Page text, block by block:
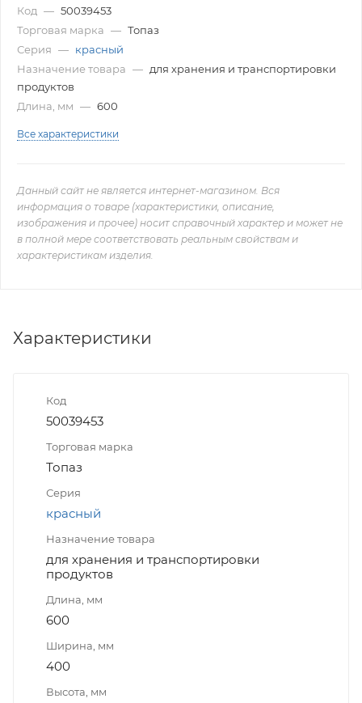
Код — 50039453
Торговая марка — Топаз
Серия — красный
Назначение товара — для хранения и транспортировки
продуктов
Длина, мм — 600
Все характеристики
Данный сайт не является интернет-магазином. Вся
информация о товаре (характеристики, описание,
изображения и прочее) носит справочный характер и может не
в полной мере соответствовать реальным свойствам и
характеристикам изделия.
Характеристики
Код
50039453
Торговая марка
Топаз
Серия
красный
Назначение товара
для хранения и транспортировки
продуктов
Длина, мм
600
Ширина, мм
400
Высота, мм